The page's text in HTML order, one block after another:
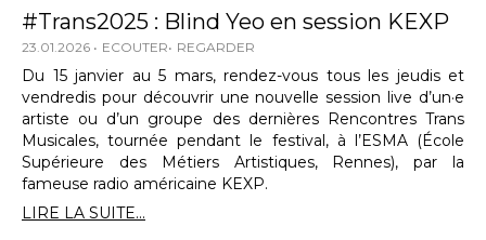
#Trans2025 : Blind Yeo en session KEXP
23.01.2026 ECOUTER REGARDER
Du 15 janvier au 5 mars, rendez-vous tous les jeudis et
vendredis pour découvrir une nouvelle session live d’un·e
artiste ou d’un groupe des dernières Rencontres Trans
Musicales, tournée pendant le festival, à l’ESMA (École
Supérieure des Métiers Artistiques, Rennes), par la
fameuse radio américaine KEXP.
LIRE LA SUITE...